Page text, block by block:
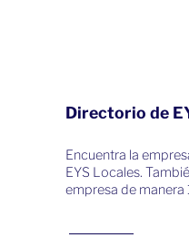
Directorio de
Encuentra la
EYS Locales.
empresa de manera